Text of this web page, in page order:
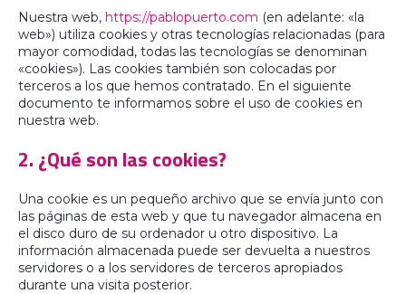
Nuestra web, https://pablopuerto.com (en adelante: «la
web») utiliza cookies y otras tecnologías relacionadas (para
mayor comodidad, todas las tecnologías se denominan
«cookies»). Las cookies también son colocadas por
terceros a los que hemos contratado. En el siguiente
documento te informamos sobre el uso de cookies en
nuestra web.
2. ¿Qué son las cookies?
Una cookie es un pequeño archivo que se envía junto con
las páginas de esta web y que tu navegador almacena en
el disco duro de su ordenador u otro dispositivo. La
información almacenada puede ser devuelta a nuestros
servidores o a los servidores de terceros apropiados
durante una visita posterior.